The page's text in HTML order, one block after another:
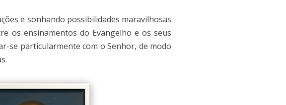
e sonhando possibilidades maravilhosas
os ensinamentos do Evangelho e os seus
se particularmente com o Senhor, de modo